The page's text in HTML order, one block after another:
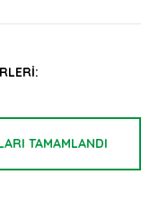
TAMAMLANDI